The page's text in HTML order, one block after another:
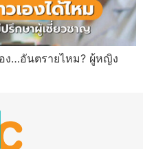
ง…อันตรายไหม? ผู้หญิง